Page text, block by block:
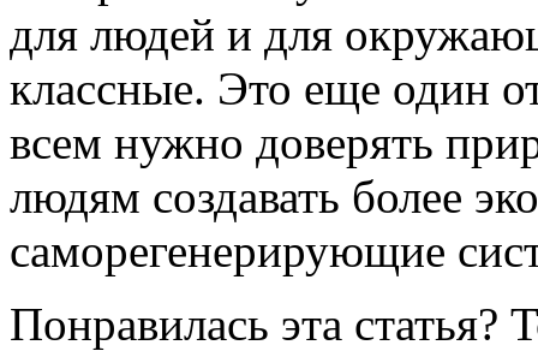
для людей и для
классные. Это еще один
всем нужно доверять
людям создавать более
саморегенерирующие
Понравилась эта статья?